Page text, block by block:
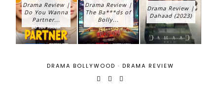
Drama Review |
Do You Wanna
Partner...
Drama Review |
The Ba***ds of
Bolly...
Drama Review |
Dahaad (2023)
DRAMA BOLLYWOOD · DRAMA REVIEW